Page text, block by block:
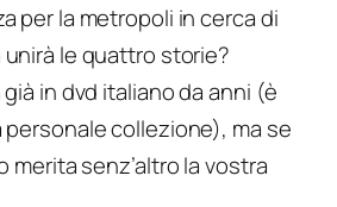
per la metropoli in cerca di
le quattro storie?
in dvd italiano da anni (è
personale collezione), ma se
merita senz’altro la vostra